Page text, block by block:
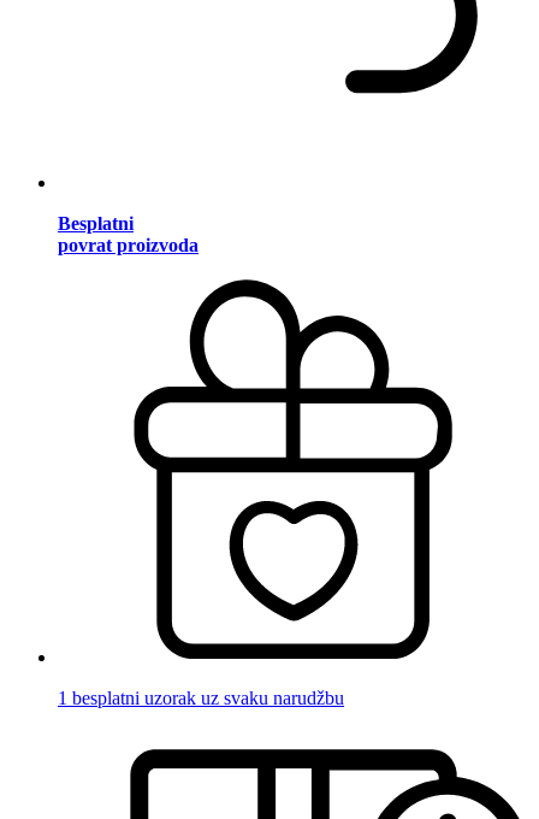
Besplatni
povrat proizvoda
1 besplatni uzorak uz svaku narudžbu